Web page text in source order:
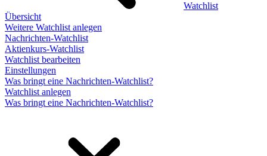
Watchlist
Übersicht
Weitere Watchlist anlegen
Nachrichten-Watchlist
Aktienkurs-Watchlist
Watchlist bearbeiten
Einstellungen
Was bringt eine Nachrichten-Watchlist?
Watchlist anlegen
Was bringt eine Nachrichten-Watchlist?